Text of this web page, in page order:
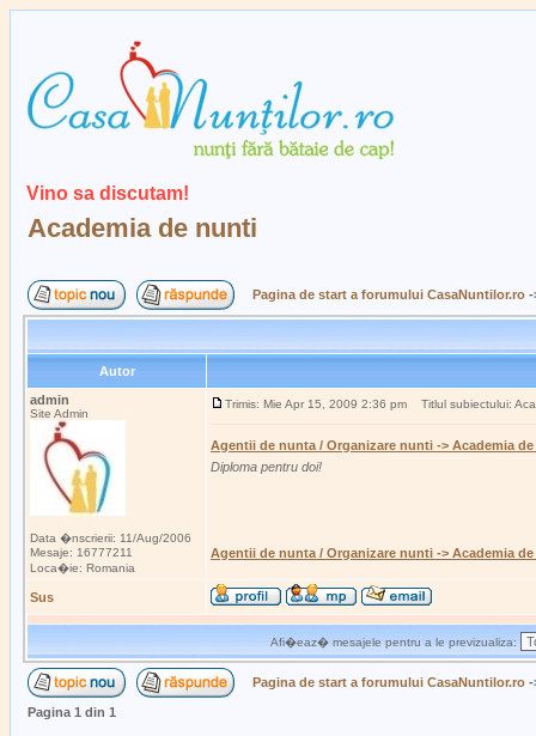
Vino sa discutam!
Academia de nunti
Pagina de start a forumului CasaNuntilor.ro
Autor
admin
Site Admin
Data �nscrierii: 11/Aug/2006
Mesaje: 16777211
Loca�ie: Romania
Trimis: Mie Apr 15, 2009 2:36 pm Titlul subiectului:
Agentii de nunta / Organizare nunti -> Academia
Diploma pentru doi!
Agentii de nunta / Organizare nunti -> Academia
Sus
Afi�eaz� mesajele pentru a le previzualiza:
Pagina de start a forumului CasaNuntilor.ro
Pagina 1 din 1